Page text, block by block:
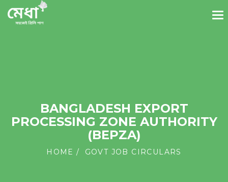
BANGLADESH EXPORT
PROCESSING ZONE AUTHORITY
(BEPZA)
HOME GOVT JOB CIRCULARS